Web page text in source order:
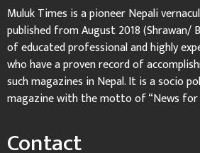
Muluk Times is a pioneer Nepali
published from August 2018 (Shrawan/
of educated professional and highly
who have a proven record of
such magazines in Nepal. It is a socio
magazine with the motto of “News for
Contact